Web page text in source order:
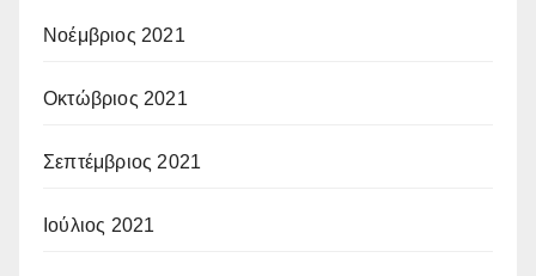
Νοέμβριος 2021
Οκτώβριος 2021
Σεπτέμβριος 2021
Ιούλιος 2021